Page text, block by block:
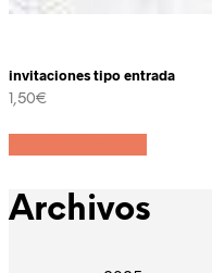
invitaciones tipo entrada
1,50€
Archivos